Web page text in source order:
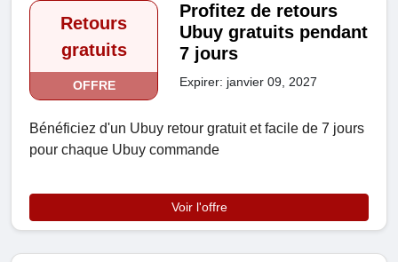
Retours
gratuits
OFFRE
Profitez de retours
Ubuy gratuits pendant
7 jours
Expirer: janvier 09, 2027
Bénéficiez d'un Ubuy retour gratuit et facile de 7 jours
pour chaque Ubuy commande
Voir l'offre